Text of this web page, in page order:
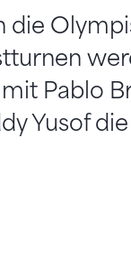
die
Pablo
Yusof